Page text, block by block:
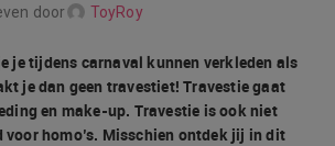
door ToyRoy
je tijdens carnaval kunnen verkleden als
je dan geen travestiet! Travestie gaat
en make-up. Travestie is ook niet
voor homo’s. Misschien ontdek jij in dit